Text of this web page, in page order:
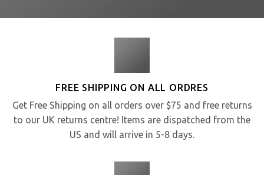
FREE SHIPPING ON ALL ORDRES
Get Free Shipping on all orders over $75 and free returns
to our UK returns centre! Items are dispatched from the
US and will arrive in 5-8 days.